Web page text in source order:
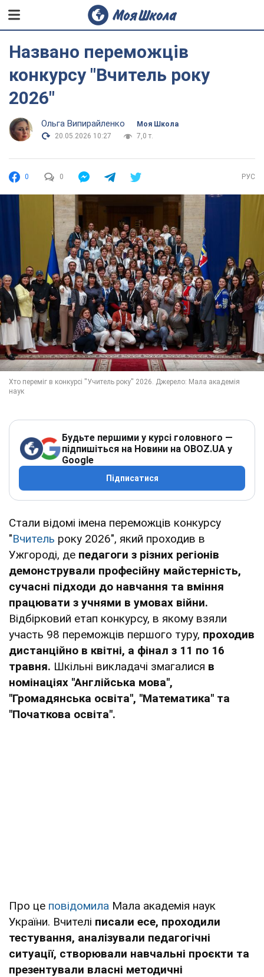
Названо переможців
конкурсу "Вчитель року
2026"
Ольга Випирайленко
Моя Школа
20.05.2026 10:27
7,0 т.
0 0 РУС
Будьте першими у курсі головного —
підпишіться на Новини на OBOZ.UA у
Google
Підписатися
Стали відомі імена переможців конкурсу
"Вчитель року 2026", який проходив в
Ужгороді, де педагоги з різних регіонів
демонстрували професійну майстерність,
сучасні підходи до навчання та вміння
працювати з учнями в умовах війни.
Відбірковий етап конкурсу, в якому взяли
участь 98 переможців першого туру, проходив
дистанційно в квітні, а фінал з 11 по 16
травня. Шкільні викладачі змагалися в
номінаціях "Англійська мова",
"Громадянська освіта", "Математика" та
"Початкова освіта".
Про це повідомила Мала академія наук
України. Вчителі писали есе, проходили
тестування, аналізували педагогічні
ситуації, створювали навчальні проєкти та
презентували власні методичні